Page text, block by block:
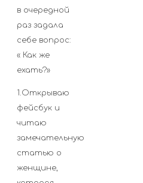
в очередной
раз задала
себе вопрос:
« Как же
ехать?»
1.Открываю
фейсбук и
читаю
замечательную
статью о
женщине,